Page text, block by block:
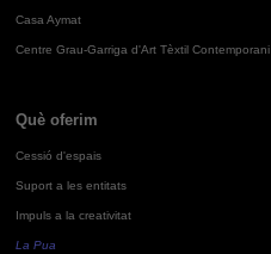
Casa Aymat
Centre Grau-Garriga d'Art Tèxtil Contemporani
Què oferim
Cessió d'espais
Suport a les entitats
Impuls a la creativitat
La Pua